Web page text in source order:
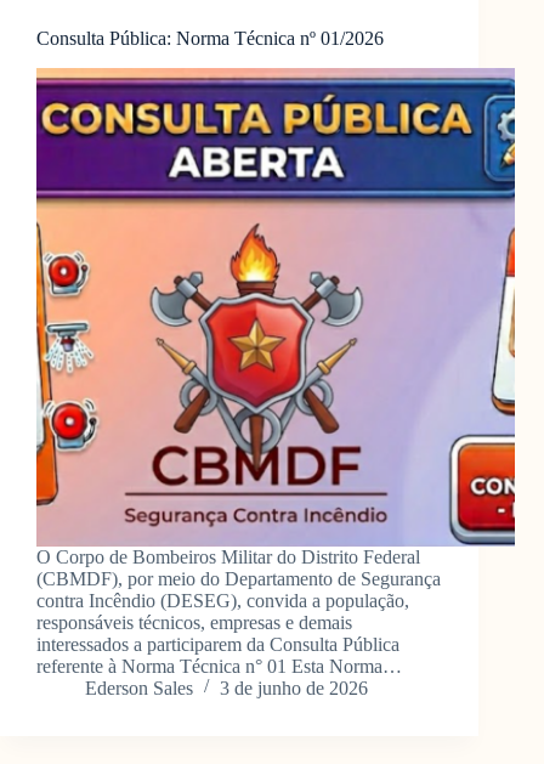
Consulta Pública: Norma Técnica nº 01/2026
O Corpo de Bombeiros Militar do Distrito Federal
(CBMDF), por meio do Departamento de Segurança
contra Incêndio (DESEG), convida a população,
responsáveis técnicos, empresas e demais
interessados a participarem da Consulta Pública
referente à Norma Técnica n° 01 Esta Norma…
Ederson Sales
3 de junho de 2026